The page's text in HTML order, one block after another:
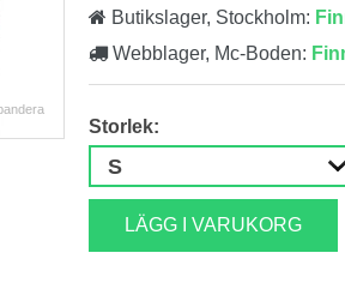
Butikslager, Stockholm:
Webblager, Mc-Boden:
Storlek:
LÄGG I VARUKORG